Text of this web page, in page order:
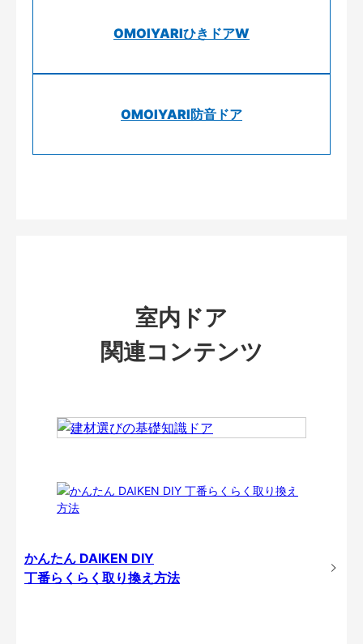
OMOIYARIひきドアW
OMOIYARI防音ドア
室内ドア
関連コンテンツ
かんたん DAIKEN DIY
丁番らくらく取り換え方法